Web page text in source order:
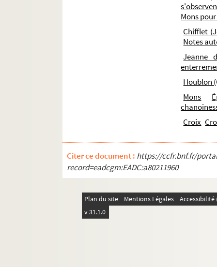
Mons
Chifflet
Notes
Jeanne
Houblon
Mons
Croix
Citer ce document : https://ccfr.bnf.fr/
record=eadcgm:EADC:a80211960
Plan du site Mentions Légales
v 31.1.0